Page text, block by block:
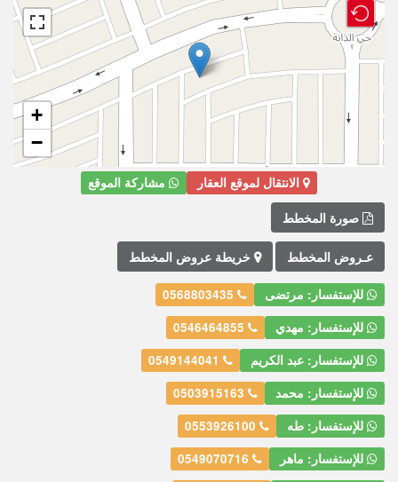
+
−
الانتقال لموقع العقار مشاركة الموقع
صورة المخطط
عـروض المخطط خريطة عروض المخطط
للإستفسار: مرتضى
للإستفسار: مهدي
للإستفسار: عبد الكريم
للإستفسار: محمد
للإستفسار: طه
للإستفسار: ماهر